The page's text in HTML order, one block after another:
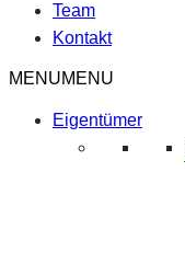
Team
Kontakt
MENUMENU
Eigentümer